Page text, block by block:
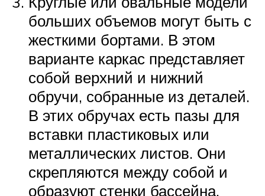
больших объемов могут быть с
жесткими бортами. В этом
варианте каркас представляет
собой верхний и нижний
обручи, собранные из деталей.
В этих обручах есть пазы для
вставки пластиковых или
металлических листов. Они
скрепляются между собой и
образуют стенки бассейна.